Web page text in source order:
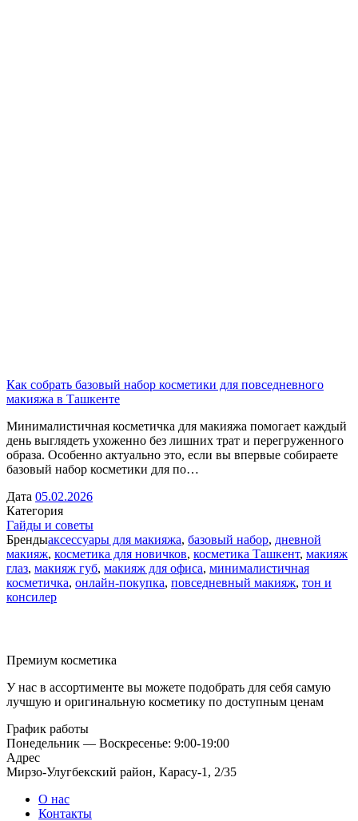
Как собрать базовый набор косметики для повседневного
макияжа в Ташкенте
Минималистичная косметичка для макияжа помогает каждый
день выглядеть ухоженно без лишних трат и перегруженного
образа. Особенно актуально это, если вы впервые собираете
базовый набор косметики для по…
Дата 05.02.2026
Категория
Гайды и советы
Брендыаксессуары для макияжа, базовый набор, дневной
макияж, косметика для новичков, косметика Ташкент, макияж
глаз, макияж губ, макияж для офиса, минималистичная
косметичка, онлайн-покупка, повседневный макияж, тон и
консилер
Премиум косметика
У нас в ассортименте вы можете подобрать для себя самую
лучшую и оригинальную косметику по доступным ценам
График работы
Понедельник — Воскресенье: 9:00-19:00
Адрес
Мирзо-Улугбекский район, Карасу-1, 2/35
О нас
Контакты